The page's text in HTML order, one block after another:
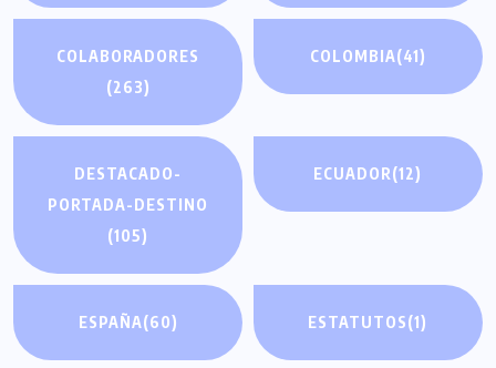
COLABORADORES
(263)
COLOMBIA(41)
DESTACADO-
PORTADA-DESTINO
(105)
ECUADOR(12)
ESPAÑA(60) ESTATUTOS(1)